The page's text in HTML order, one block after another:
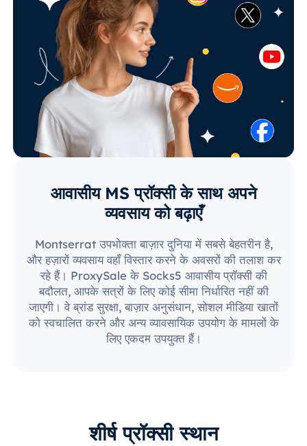
आवासीय MS प्रॉक्सी के साथ अपने
व्यवसाय को बढ़ाएँ
Montserrat उपभोक्ता बाज़ार दुनिया में सबसे बेहतरीन है,
और हज़ारों व्यवसाय वहाँ विस्तार करने के अवसरों की तलाश कर
रहे हैं। ProxySale के Socks5 आवासीय प्रॉक्सी की
बदौलत, आपके सत्रों के लिए कोई सीमा निर्धारित नहीं की
जाएगी। वे ब्रांड सुरक्षा, बाज़ार अनुसंधान, सोशल मीडिया खातों
को स्वचालित करने और अन्य व्यावसायिक उपयोग के मामलों के
लिए एकदम उपयुक्त हैं।
शीर्ष प्रॉक्सी स्थान